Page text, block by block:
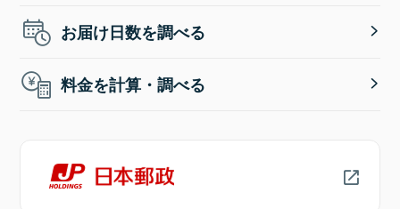
お届け日数を調べる
料金を計算・調べる